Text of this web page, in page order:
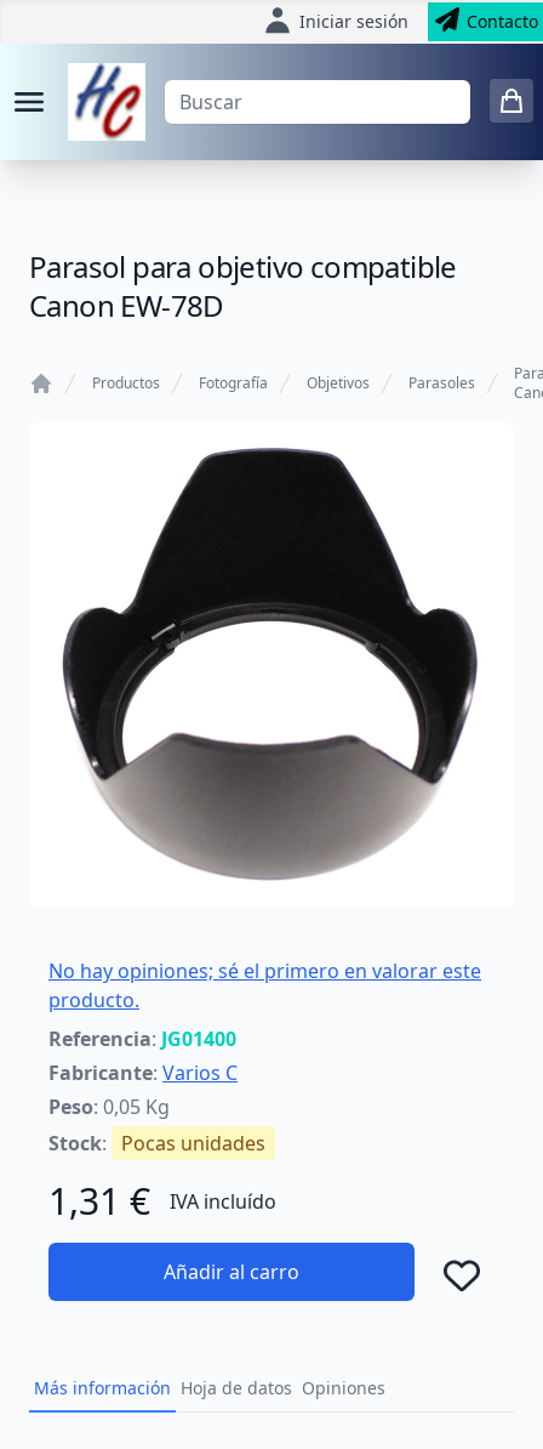
Iniciar sesión Contacto
Parasol para objetivo compatible
Canon EW-78D
Productos Fotografía Objetivos Parasoles
No hay opiniones; sé el primero en valorar este
producto.
Referencia: JG01400
Fabricante: Varios C
Peso: 0,05 Kg
Stock: Pocas unidades
1,31 € IVA incluído
Añadir al carro
Más información Hoja de datos Opiniones